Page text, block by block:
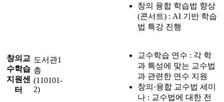
창의교
수학습
지원센
터
도서관1
층
(110101-
2)
창의 융합 학습법 향상
(콘서트) : AI 기반 학습
법 특강 진행
교수학습 연수 : 각 학
과 특성에 맞는 교수법
과 관련한 연수 지원
창의·융합 교수법 세미
나 : 교수법에 대한 전